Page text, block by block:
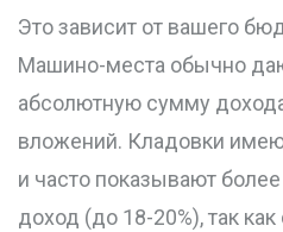
Это зависит от вашего
Машино-места обычно
абсолютную сумму
вложений. Кладовки
и часто показывают
доход (до 18-20%), так